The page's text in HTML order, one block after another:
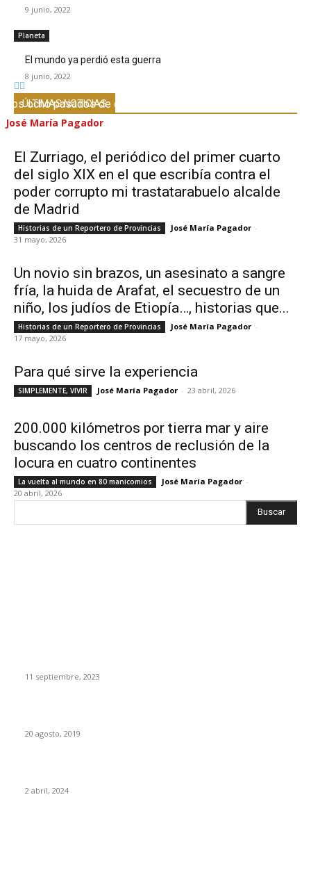
9 junio, 2022
Planeta
El mundo ya perdió esta guerra
8 junio, 2022
ÚLTIMAS NOTICIAS
Los ocho pasados de cada hombre y de cada mujer
José María Pagador
El Zurriago, el periódico del primer cuarto
del siglo XIX en el que escribía contra el
poder corrupto mi trastatarabuelo alcalde
de Madrid
Historias de un Reportero de Provincias José María Pagador -
31 mayo, 2026
Un novio sin brazos, un asesinato a sangre
fría, la huida de Arafat, el secuestro de un
niño, los judíos de Etiopía…, historias que...
Historias de un Reportero de Provincias José María Pagador -
17 mayo, 2026
Para qué sirve la experiencia
SIMPLEMENTE, VIVIR José María Pagador - 23 abril, 2026
200.000 kilómetros por tierra mar y aire
buscando los centros de reclusión de la
locura en cuatro continentes
La vuelta al mundo en 80 manicomios José María Pagador -
20 abril, 2026
Buscar
11 septiembre, 2023
20 agosto, 2019
2 abril, 2024